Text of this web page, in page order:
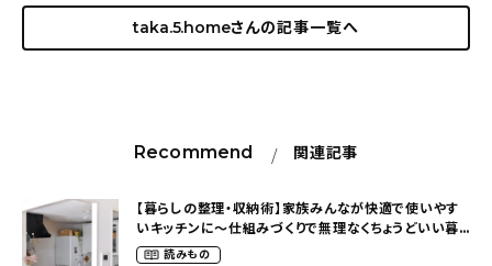
taka.5.homeさんの記事一覧へ
Recommend 関連記事
【暮らしの整理・収納術】家族みんなが快適で使いやす
いキッチンに～仕組みづくりで無理なくちょうどいい暮
らし（taka.5.homeさん）
読みもの